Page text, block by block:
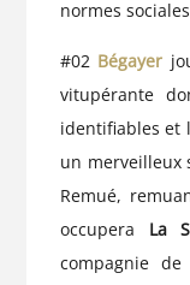
normes
#02 Bégayer
vitupérante
identifiables et
un merveilleux
Remué,
occupera La
compagnie